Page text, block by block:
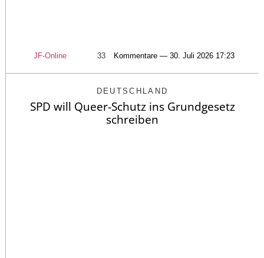
JF-Online 33 Kommentare — 30. Juli 2026 17:23
DEUTSCHLAND
SPD will Queer-Schutz ins Grundgesetz
schreiben